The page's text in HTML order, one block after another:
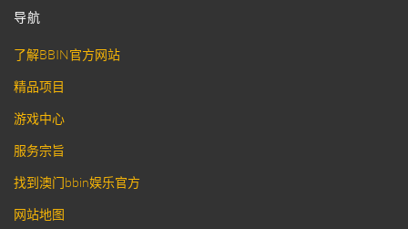
导航
了解BBIN官方网站
精品项目
游戏中心
服务宗旨
找到澳门bbin娱乐官方
网站地图